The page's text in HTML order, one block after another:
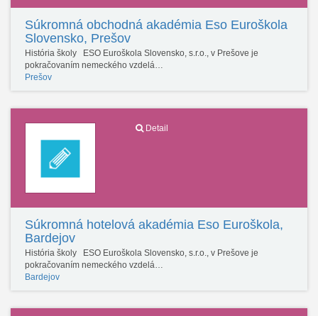
Súkromná obchodná akadémia Eso Euroškola
Slovensko, Prešov
História školy ESO Euroškola Slovensko, s.r.o., v Prešove je
pokračovaním nemeckého vzdelá…
Prešov
Detail
Súkromná hotelová akadémia Eso Euroškola,
Bardejov
História školy ESO Euroškola Slovensko, s.r.o., v Prešove je
pokračovaním nemeckého vzdelá…
Bardejov